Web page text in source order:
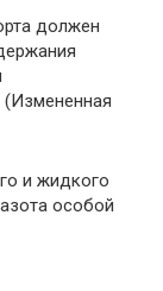
должен
(Измененная
и жидкого
особой